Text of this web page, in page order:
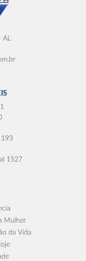
1527
Mulher
da Vida